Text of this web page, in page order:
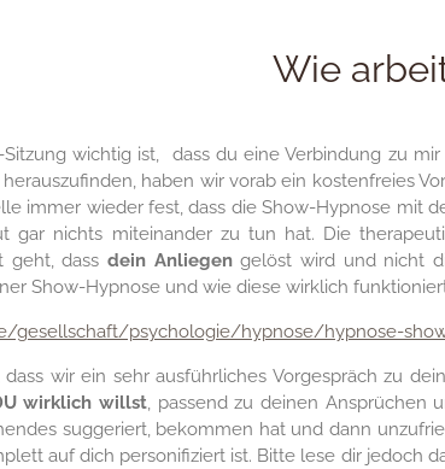
Wie
wichtig ist, dass du eine Verbindung zu
herauszufinden, haben wir vorab ein kostenfreies
immer wieder fest, dass die Show-Hypnose mit
gar nichts miteinander zu tun hat. Die
geht, dass dein Anliegengelöst wird und nicht
Show-Hypnose und wie diese wirklich
gesellschaft/psychologie/hypnose/hypnose-
wir ein sehr ausführliches Vorgespräch zu
wirklich willst, passend zu deinen Ansprüchen
suggeriert, bekommen hat und dann
auf dich personifiziert ist. Bitte lese dir jedoch